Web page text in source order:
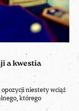
a kwestia
niestety wciąż
którego